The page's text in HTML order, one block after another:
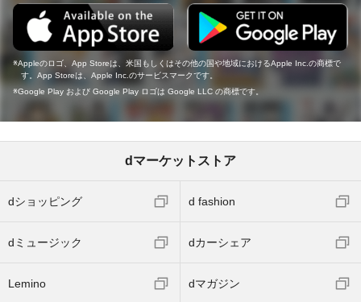
Appleのロゴ、App Storeは、米国もしくはその他の国や地域におけるApple Inc.の商標で
す。App Storeは、Apple Inc.のサービスマークです。
Google Play および Google Play ロゴは Google LLC の商標です。
dマーケットストア
dショッピング d fashion
dミュージック dカーシェア
Lemino dマガジン